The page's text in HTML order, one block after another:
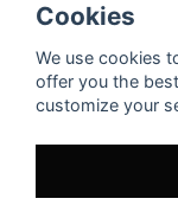
Cookies
We use cookies
offer you the
customize your